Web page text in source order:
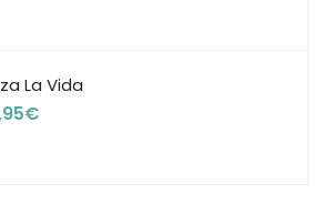
La Vida
€